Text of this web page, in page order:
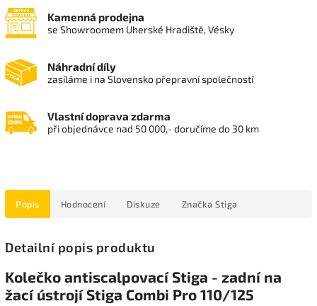
Kamenná prodejna
se Showroomem Uherské Hradiště, Vésky
Náhradní díly
zasíláme i na Slovensko přepravní společností
Vlastní doprava zdarma
při objednávce nad 50 000,- doručíme do 30 km
Popis Hodnocení Diskuze Značka Stiga
Detailní popis produktu
Kolečko antiscalpovací Stiga - zadní na
žací ústrojí Stiga Combi Pro 110/125